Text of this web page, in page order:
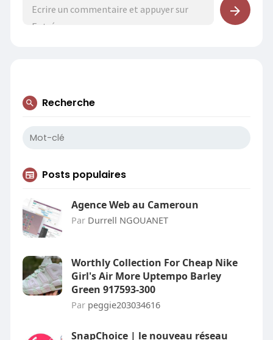
Recherche
Posts populaires
Agence Web au Cameroun
Par Durrell NGOUANET
Worthly Collection For Cheap Nike
Girl's Air More Uptempo Barley
Green 917593-300
Par peggie203034616
SnapChoice | le nouveau réseau